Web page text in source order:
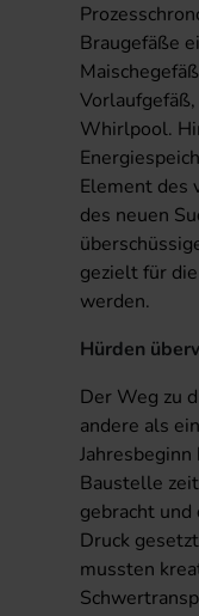
Braugefäße
Whirlpool.
Element des
des neuen
gezielt für
werden.
Hürden
Der Weg zu
andere als
Baustelle
gebracht
Druck
mussten